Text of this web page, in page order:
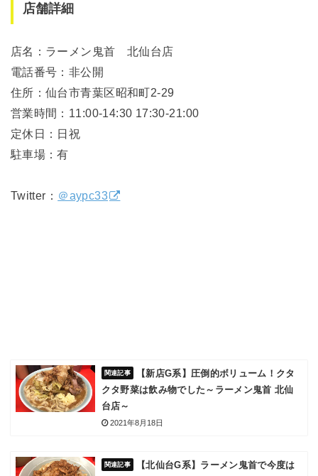
店舗詳細
店名：ラーメン鬼首 北仙台店
電話番号：非公開
住所：仙台市青葉区昭和町2-29
営業時間：11:00-14:30 17:30-21:00
定休日：日祝
駐車場：有
Twitter： ＠aypc33
【新店G系】圧倒的ボリューム！クタ
クタ野菜は飲み物でした～ラーメン鬼首 北仙
台店～
2021年8月18日
【北仙台G系】ラーメン鬼首で今度は